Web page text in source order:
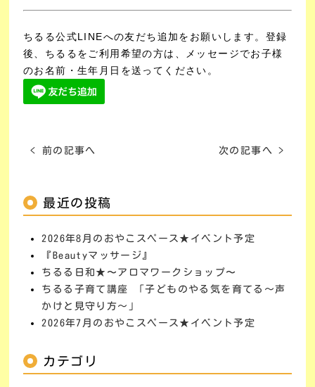
ちるる公式LINEへの友だち追加をお願いします。登録
後、ちるるをご利用希望の方は、メッセージでお子様
のお名前・生年月日を送ってください。
< 前の記事へ 次の記事へ >
最近の投稿
2026年8月のおやこスペース★イベント予定
『Beautyマッサージ』
ちるる日和★〜アロマワークショップ〜
ちるる子育て講座 「子どものやる気を育てる～声
かけと見守り方～」
2026年7月のおやこスペース★イベント予定
カテゴリ